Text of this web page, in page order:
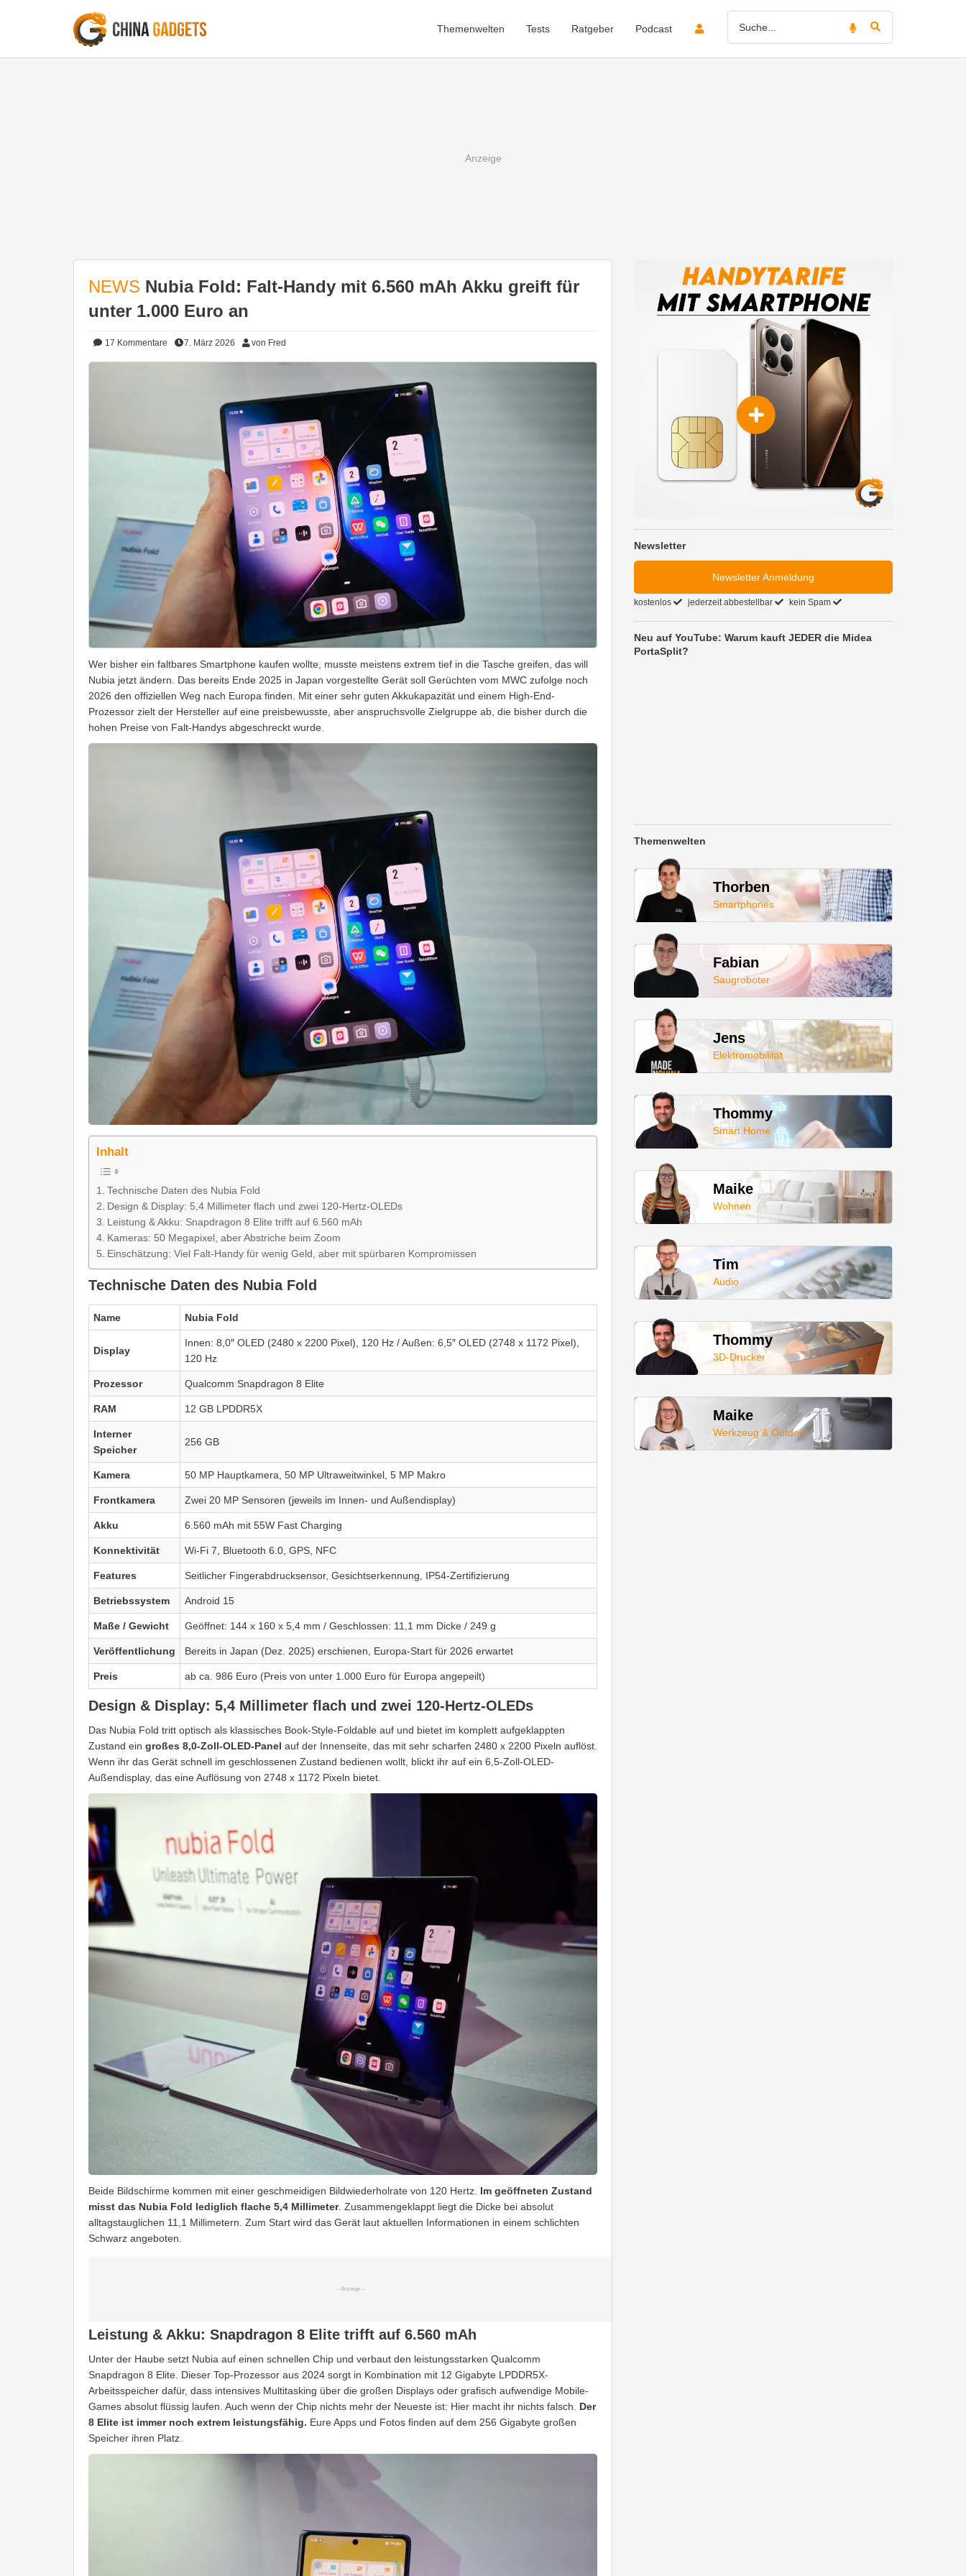
Themenwelten Tests Ratgeber Podcast
NEWS Nubia Fold: Falt-Handy mit 6.560 mAh Akku greift für
unter 1.000 Euro an
17 Kommentare 7. März 2026 von Fred
Wer bisher ein faltbares Smartphone kaufen wollte, musste meistens extrem tief in die Tasche greifen, das will
Nubia jetzt ändern. Das bereits Ende 2025 in Japan vorgestellte Gerät soll Gerüchten vom MWC zufolge noch
2026 den offiziellen Weg nach Europa finden. Mit einer sehr guten Akkukapazität und einem High-End-
Prozessor zielt der Hersteller auf eine preisbewusste, aber anspruchsvolle Zielgruppe ab, die bisher durch die
hohen Preise von Falt-Handys abgeschreckt wurde.
Inhalt
Technische Daten des Nubia Fold
Design & Display: 5,4 Millimeter flach und zwei 120-Hertz-OLEDs
Leistung & Akku: Snapdragon 8 Elite trifft auf 6.560 mAh
Kameras: 50 Megapixel, aber Abstriche beim Zoom
Einschätzung: Viel Falt-Handy für wenig Geld, aber mit spürbaren Kompromissen
Technische Daten des Nubia Fold
Name Nubia Fold
Display
Innen: 8,0″ OLED (2480 x 2200 Pixel), 120 Hz / Außen: 6,5″ OLED (2748 x 1172 Pixel),
120 Hz
Prozessor Qualcomm Snapdragon 8 Elite
RAM 12 GB LPDDR5X
Interner
Speicher
256 GB
Kamera 50 MP Hauptkamera, 50 MP Ultraweitwinkel, 5 MP Makro
Frontkamera Zwei 20 MP Sensoren (jeweils im Innen- und Außendisplay)
Akku 6.560 mAh mit 55W Fast Charging
Konnektivität Wi-Fi 7, Bluetooth 6.0, GPS, NFC
Features Seitlicher Fingerabdrucksensor, Gesichtserkennung, IP54-Zertifizierung
Betriebssystem Android 15
Maße / Gewicht Geöffnet: 144 x 160 x 5,4 mm / Geschlossen: 11,1 mm Dicke / 249 g
Veröffentlichung Bereits in Japan (Dez. 2025) erschienen, Europa-Start für 2026 erwartet
Preis ab ca. 986 Euro (Preis von unter 1.000 Euro für Europa angepeilt)
Design & Display: 5,4 Millimeter flach und zwei 120-Hertz-OLEDs
Das Nubia Fold tritt optisch als klassisches Book-Style-Foldable auf und bietet im komplett aufgeklappten
Zustand ein großes 8,0-Zoll-OLED-Panel auf der Innenseite, das mit sehr scharfen 2480 x 2200 Pixeln auflöst.
Wenn ihr das Gerät schnell im geschlossenen Zustand bedienen wollt, blickt ihr auf ein 6,5-Zoll-OLED-
Außendisplay, das eine Auflösung von 2748 x 1172 Pixeln bietet.
Beide Bildschirme kommen mit einer geschmeidigen Bildwiederholrate von 120 Hertz. Im geöffneten Zustand
misst das Nubia Fold lediglich flache 5,4 Millimeter. Zusammengeklappt liegt die Dicke bei absolut
alltagstauglichen 11,1 Millimetern. Zum Start wird das Gerät laut aktuellen Informationen in einem schlichten
Schwarz angeboten.
Leistung & Akku: Snapdragon 8 Elite trifft auf 6.560 mAh
Unter der Haube setzt Nubia auf einen schnellen Chip und verbaut den leistungsstarken Qualcomm
Snapdragon 8 Elite. Dieser Top-Prozessor aus 2024 sorgt in Kombination mit 12 Gigabyte LPDDR5X-
Arbeitsspeicher dafür, dass intensives Multitasking über die großen Displays oder grafisch aufwendige Mobile-
Games absolut flüssig laufen. Auch wenn der Chip nichts mehr der Neueste ist: Hier macht ihr nichts falsch. Der
8 Elite ist immer noch extrem leistungsfähig. Eure Apps und Fotos finden auf dem 256 Gigabyte großen
Speicher ihren Platz.
Newsletter
Newsletter Anmeldung
kostenlos jederzeit abbestellbar kein Spam
Neu auf YouTube: Warum kauft JEDER die Midea
PortaSplit?
Themenwelten
Thorben
Smartphones
Fabian
Saugroboter
Jens
Elektromobilität
Thommy
Smart Home
Maike
Wohnen
Tim
Audio
Thommy
3D-Drucker
Maike
Werkzeug & Outdoor